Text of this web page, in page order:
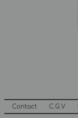
Contact C.G.V